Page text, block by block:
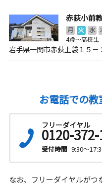
赤荻小前
月 火 水
4歳～高校生
岩手県一関市赤荻上袋１５
お電話での教
フリーダイヤル
0120-
受付時間 9:30～
なお、フリーダイヤルがつ